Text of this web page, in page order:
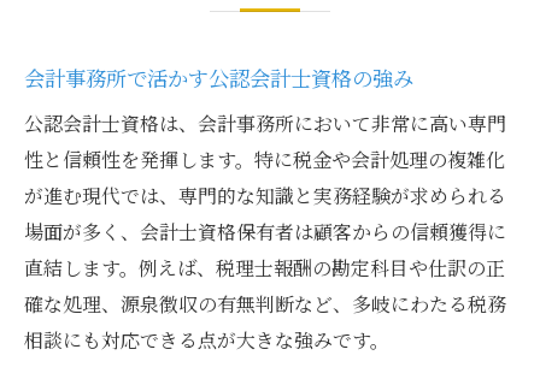
会計事務所で活かす公認会計士資格の強み
公認会計士資格は、会計事務所において非常に高い専門
性と信頼性を発揮します。特に税金や会計処理の複雑化
が進む現代では、専門的な知識と実務経験が求められる
場面が多く、会計士資格保有者は顧客からの信頼獲得に
直結します。例えば、税理士報酬の勘定科目や仕訳の正
確な処理、源泉徴収の有無判断など、多岐にわたる税務
相談にも対応できる点が大きな強みです。